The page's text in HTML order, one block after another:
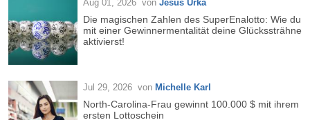
Aug 01, 2026 von Jesús Urka
Die magischen Zahlen des SuperEnalotto: Wie du
mit einer Gewinnermentalität deine Glückssträhne
aktivierst!
Jul 29, 2026 von Michelle Karl
North-Carolina-Frau gewinnt 100.000 $ mit ihrem
ersten Lottoschein